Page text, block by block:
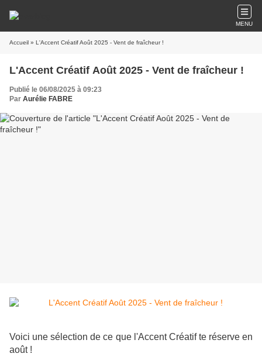
MENU
Accueil » L'Accent Créatif Août 2025 - Vent de fraîcheur !
L'Accent Créatif Août 2025 - Vent de fraîcheur !
Publié le 06/08/2025 à 09:23
Par Aurélie FABRE
Voici une sélection de ce que l'Accent Créatif te réserve en
août !